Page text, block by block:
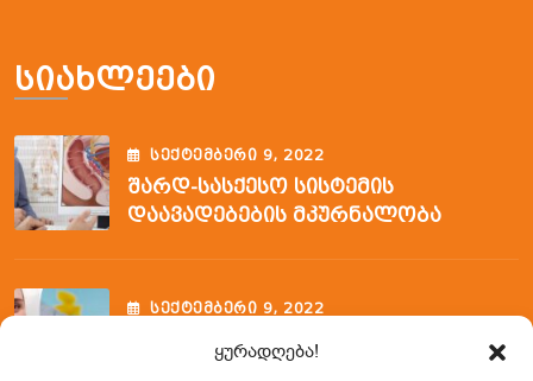
ყურადღება!
Სიახლეები
ᲡᲔᲥᲢᲔᲛᲑᲔᲠᲘ 9, 2022
Შარდ-Სასქესო Სისტემის
Დაავადებების Მკურნალობა
ᲡᲔᲥᲢᲔᲛᲑᲔᲠᲘ 9, 2022
Ფლებოტომიის Ვენოპუნქციის
Შემსწავლელი Კურსი